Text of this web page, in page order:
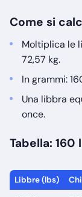
Come si
Moltiplica le
72,57 kg.
In grammi:
Una libbra
once.
Tabella: 160
Libbre (lbs)